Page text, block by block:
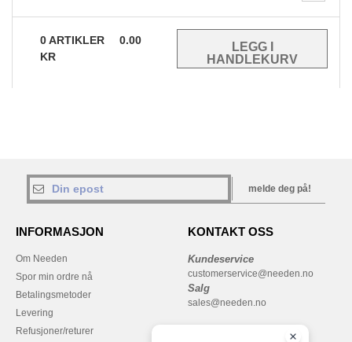
0ARTIKLER
0.00
KR
melde deg på!
INFORMASJON
Om Needen
Spor min ordre nå
Betalingsmetoder
Levering
Refusjoner/returer
KONTAKT OSS
Kundeservice
customerservice@needen.no
Salg
sales@needen.no